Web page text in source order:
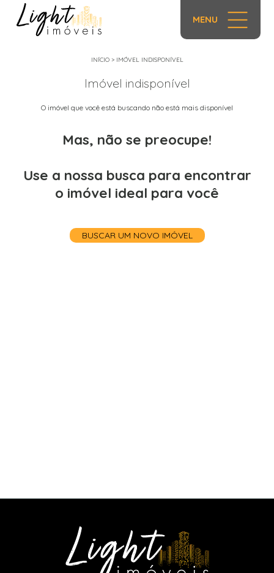
MENU
INÍCIO> IMÓVEL INDISPONÍVEL
Imóvel indisponível
O imóvel que você está buscando não está mais disponível
Mas, não se preocupe!
Use a nossa busca para encontrar
o imóvel ideal para você
BUSCAR UM NOVO IMÓVEL